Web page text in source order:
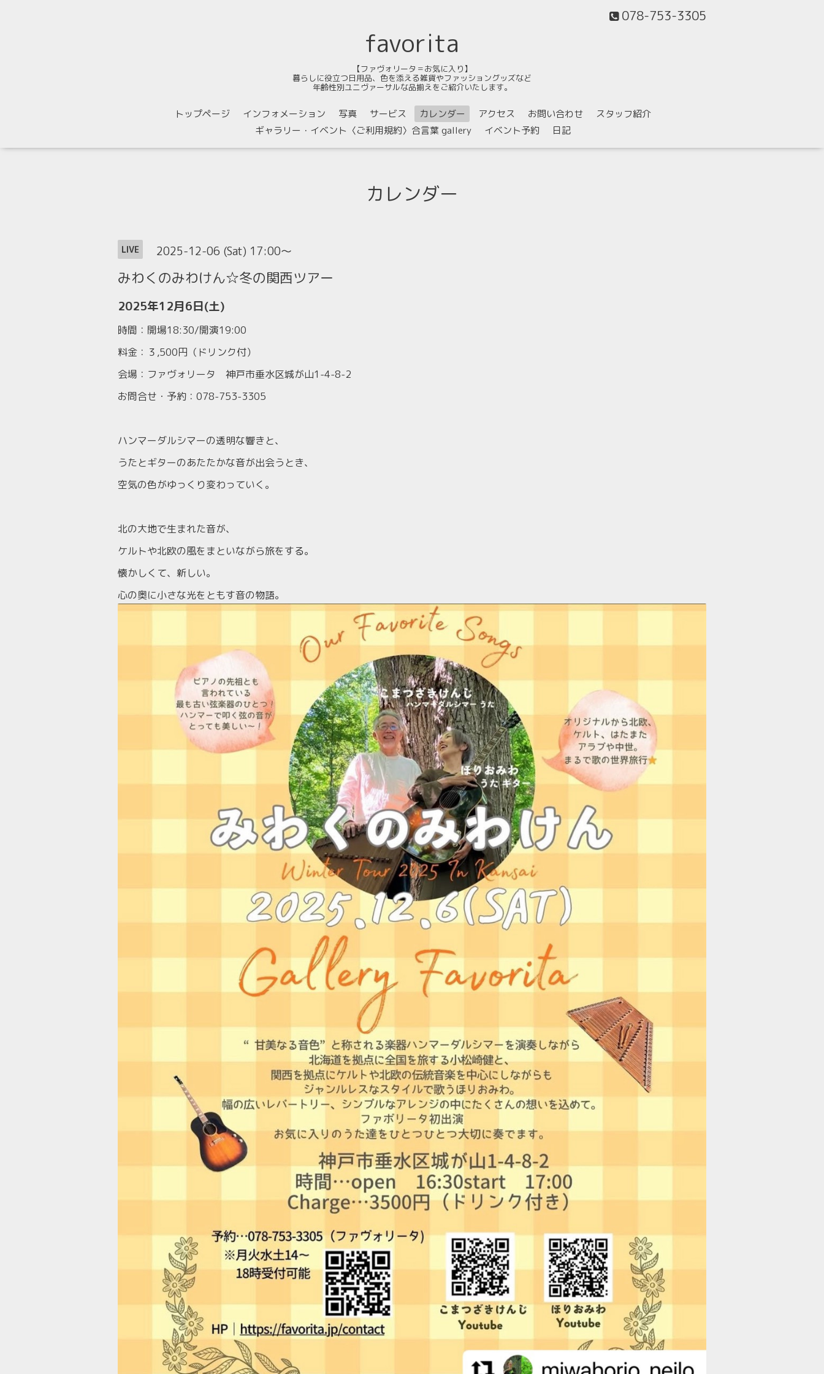
078-753-3305
favorita
【ファヴォリータ＝お気に入り】
暮らしに役立つ日用品、色を添える雑貨やファッショングッズなど
年齢性別ユニヴァーサルな品揃えをご紹介いたします。
トップページ インフォメーション 写真 サービス カレンダー アクセス お問い合わせ
スタッフ紹介
ギャラリー・イベント〈ご利用規約〉合言葉 gallery
イベント予約 日記
カレンダー
LIVE 2025-12-06 (Sat) 17:00～
みわくのみわけん☆冬の関西ツアー
2025年12月6日(土)
時間：開場18:30/開演19:00
料金：３,500円（ドリンク付）
会場：ファヴォリータ 神戸市垂水区城が山1-4-8-2
お問合せ・予約：078-753-3305
ハンマーダルシマーの透明な響きと、
うたとギターのあたたかな音が出会うとき、
空気の色がゆっくり変わっていく。
北の大地で生まれた音が、
ケルトや北欧の風をまといながら旅をする。
懐かしくて、新しい。
心の奥に小さな光をともす音の物語。